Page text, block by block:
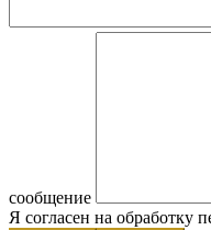
сообщение
Я согласен на обработку